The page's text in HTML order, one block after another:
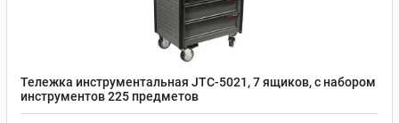
Тележка инструментальная JTC-5021, 7 ящиков, с набором
инструментов 225 предметов